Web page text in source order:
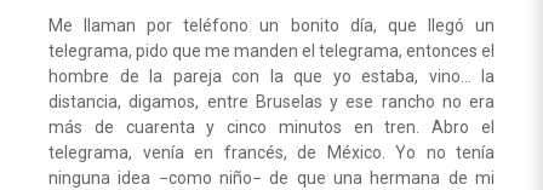
Me llaman por teléfono un bonito día, que llegó un
telegrama, pido que me manden el telegrama, entonces el
hombre de la pareja con la que yo estaba, vino… la
distancia, digamos, entre Bruselas y ese rancho no era
más de cuarenta y cinco minutos en tren. Abro el
telegrama, venía en francés, de México. Yo no tenía
ninguna idea −como niño− de que una hermana de mi